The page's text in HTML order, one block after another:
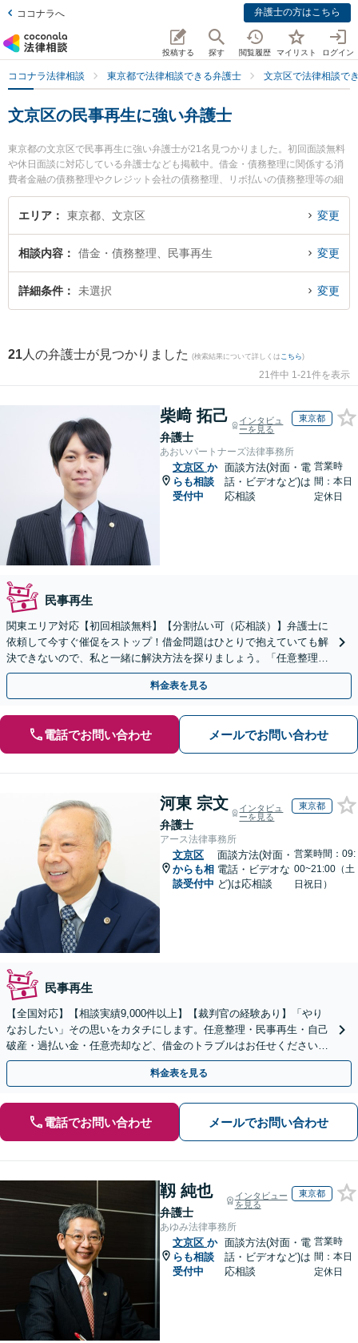
ココナラへ 弁護士の方はこちら
投稿する 探す 閲覧履歴 マイリスト ログイン
ココナラ法律相談 東京都で法律相談できる弁護士 文京区で法律相談で
文京区の民事再生に強い弁護士
東京都の文京区で民事再生に強い弁護士が21名見つかりました。初回面談無料
や休日面談に対応している弁護士なども掲載中。借金・債務整理に関係する消
費者金融の債務整理やクレジット会社の債務整理、リボ払いの債務整理等の細
かな分野での絞り込み検索もでき便利です。特に壱岐坂下法律事務所の武井 英
輔弁護士や富士見坂法律事務所の井上 義之弁護士、フリューゲル法律事務所 の
に相談したい』『民事再生のトラブル解決の実績豊富な近くの弁護士を検索し
たい』『初回相談無料で民事再生を法律相談できる文京区内の弁護士に相談予
約したい』などでお困りの相談者さんにおすすめです。
エリア 東京都、文京区 変更
相談内容 借金・債務整理、民事再生 変更
詳細条件 未選択 変更
21 人の弁護士が見つかりました (検索結果について詳しくは こちら)
21件中 1-21件を表示
柴﨑 拓己
弁護士
インタビュ
ーを見る
東京都
あおいパートナーズ法律事務所
文京区 か
らも相談
受付中
面談方法(対面・電
話・ビデオなど)は
応相談
営業時
間：本日
定休日
民事再生
関東エリア対応【初回相談無料】【分割払い可（応相談）】弁護士に
依頼して今すぐ催促をストップ！借金問題はひとりで抱えていても解
決できないので、私と一緒に解決方法を探りましょう。「任意整理は
お任せ／弁護士が代わりに交渉」【休日・夜間相談可】
料金表を見る
電話でお問い合わせ メールでお問い合わせ
河東 宗文
弁護士
インタビュ
ーを見る
東京都
アース法律事務所
文京区
からも相
談受付中
面談方法(対面・
電話・ビデオな
ど)は応相談
営業時間：09:
00~21:00（土
日祝日）
民事再生
【全国対応】【相談実績9,000件以上】【裁判官の経験あり】「やり
なおしたい」その思いをカタチにします。任意整理・民事再生・自己
破産・過払い金・任意売却など、借金のトラブルはお任せください。
【初回相談無料】【全国対応可能】
料金表を見る
電話でお問い合わせ メールでお問い合わせ
靱 純也
弁護士
インタビュー
を見る
東京都
あゆみ法律事務所
文京区 か
らも相談
受付中
面談方法(対面・電
話・ビデオなど)は
応相談
営業時
間：本日
定休日